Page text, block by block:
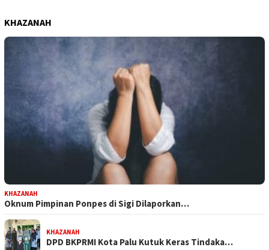
KHAZANAH
KHAZANAH
Oknum Pimpinan Ponpes di Sigi Dilaporkan…
KHAZANAH
DPD BKPRMI Kota Palu Kutuk Keras Tindaka…